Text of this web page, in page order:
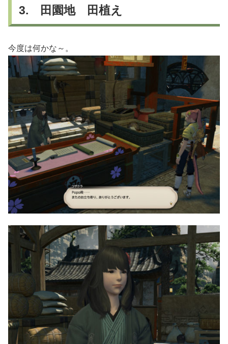
3. 田園地 田植え
今度は何かな～。